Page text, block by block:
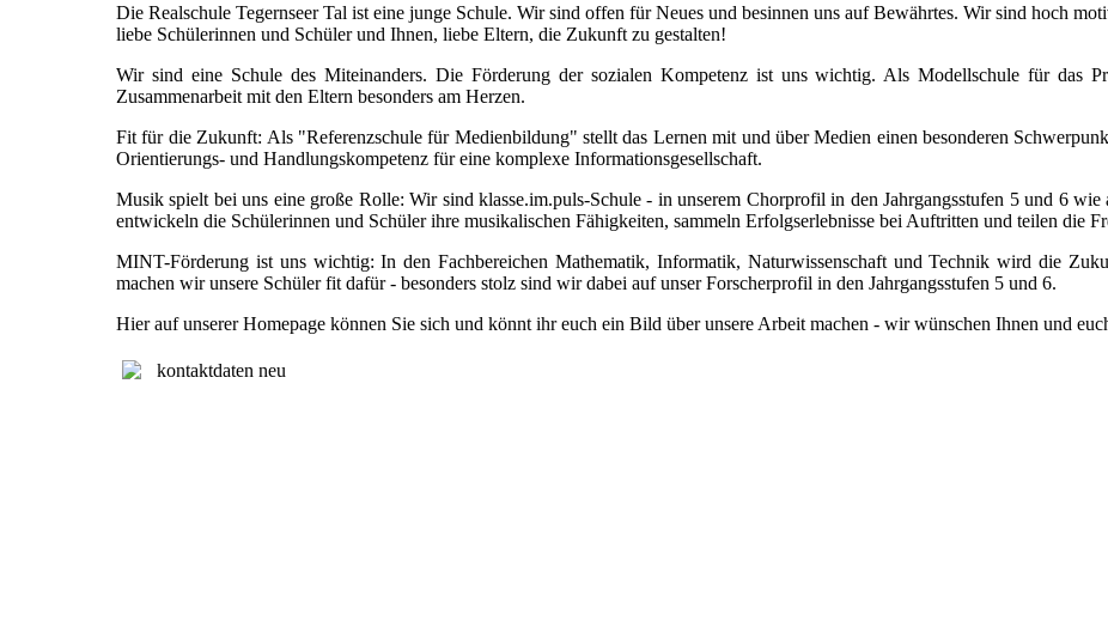
Die Realschule Tegernseer Tal ist eine junge Schule. Wir sind offen für Neues und besinnen uns auf Bewährtes. Wir sind hoch
liebe Schülerinnen und Schüler und Ihnen, liebe Eltern, die Zukunft zu gestalten!
Wir sind eine Schule des Miteinanders. Die Förderung der sozialen Kompetenz ist uns wichtig. Als Modellschule für das
Zusammenarbeit mit den Eltern besonders am Herzen.
Fit für die Zukunft: Als "Referenzschule für Medienbildung" stellt das Lernen mit und über Medien einen besonderen
Orientierungs- und Handlungskompetenz für eine komplexe Informationsgesellschaft.
Musik spielt bei uns eine große Rolle: Wir sind klasse.im.puls-Schule - in unserem Chorprofil in den Jahrgangsstufen 5 und 6
entwickeln die Schülerinnen und Schüler ihre musikalischen Fähigkeiten, sammeln Erfolgserlebnisse bei Auftritten und teilen die
MINT-Förderung ist uns wichtig: In den Fachbereichen Mathematik, Informatik, Naturwissenschaft und Technik wird die
machen wir unsere Schüler fit dafür - besonders stolz sind wir dabei auf unser Forscherprofil in den Jahrgangsstufen 5 und 6.
Hier auf unserer Homepage können Sie sich und könnt ihr euch ein Bild über unsere Arbeit machen - wir wünschen Ihnen und